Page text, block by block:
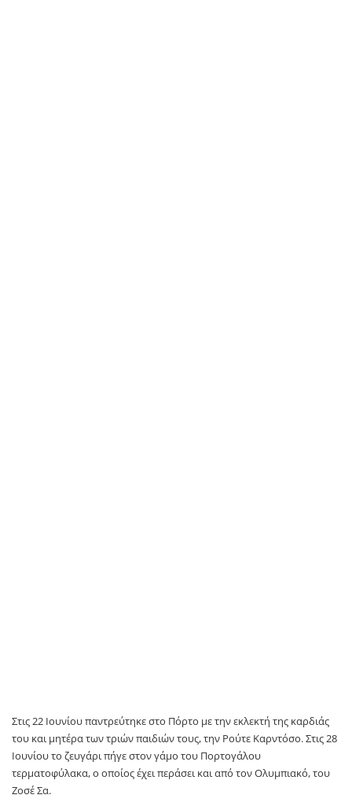
Στις 22 Ιουνίου παντρεύτηκε στο Πόρτο με την εκλεκτή της καρδιάς
του και μητέρα των τριών παιδιών τους, την Ρούτε Καρντόσο. Στις 28
Ιουνίου το ζευγάρι πήγε στον γάμο του Πορτογάλου
τερματοφύλακα, ο οποίος έχει περάσει και από τον Ολυμπιακό, του
Ζοσέ Σα.